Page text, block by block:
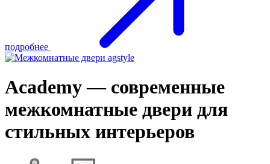
подробнее
Academy — современные
межкомнатные двери для
стильных интерьеров